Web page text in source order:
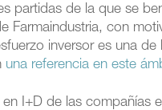
partidas de la que se
Farmaindustria, con
inversor es una
una referencia en este
I+D de las compañías